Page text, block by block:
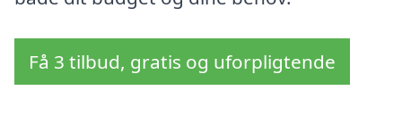
Få 3 tilbud, gratis og uforpligtende